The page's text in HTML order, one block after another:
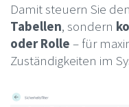
Damit steuern Sie
Tabellen, sondern
oder Rolle – für
Zuständigkeiten im